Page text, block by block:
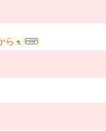
ら